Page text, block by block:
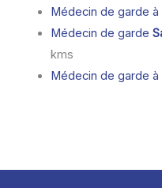
Médecin de garde à
Médecin de garde
kms
Médecin de garde à